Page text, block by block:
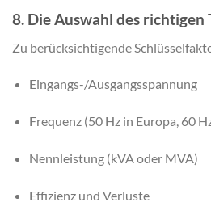
8. Die Auswahl des
Zu berücksichtigende
Eingangs-/Ausgangsspannung
Frequenz (50 Hz in Europa, 60
Nennleistung (kVA oder MVA)
Effizienz und Verluste